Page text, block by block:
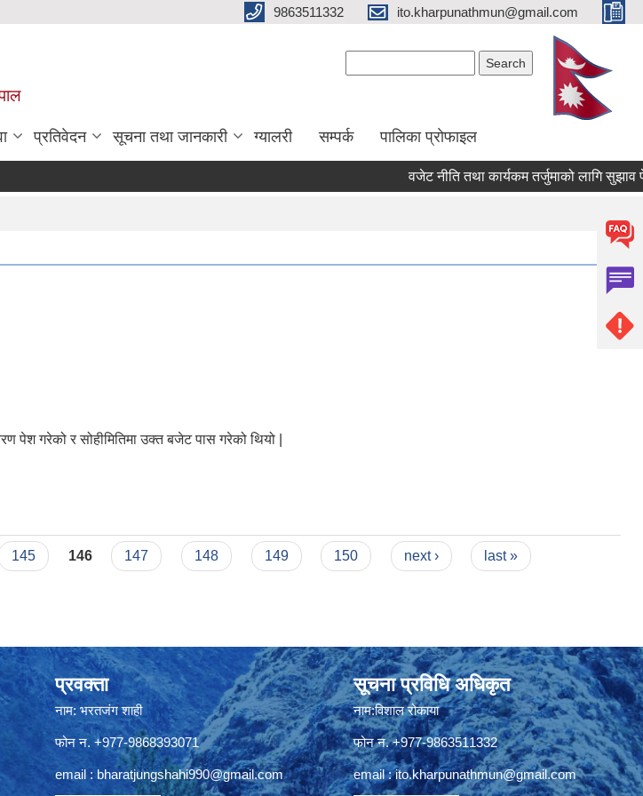
9863511332 ito.kharpunathmun@gmail.com
प्रतिवेदन सूचना तथा जानकारी ग्यालरी सम्पर्क पालिका प्राेफाइल
वजेट नीति तथा कार्यकम तर्जुमाको लागि सुझाव
गरेको र सोहीमितिमा उक्त बजेट पास गरेको थियो |
145 146 147 148 149 150 next › last »
प्रवक्ता
नाम: भरतजंग शाही
फोन न. +977-9868393071
email : bharatjungshahi990@gmail.com
सूचना प्रविधि अधिकृत
नाम:विशाल रोकाया
फोन न. +977-9863511332
email :ito.kharpunathmun@gmail.com